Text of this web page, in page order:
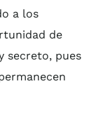
a los
de
secreto, pues